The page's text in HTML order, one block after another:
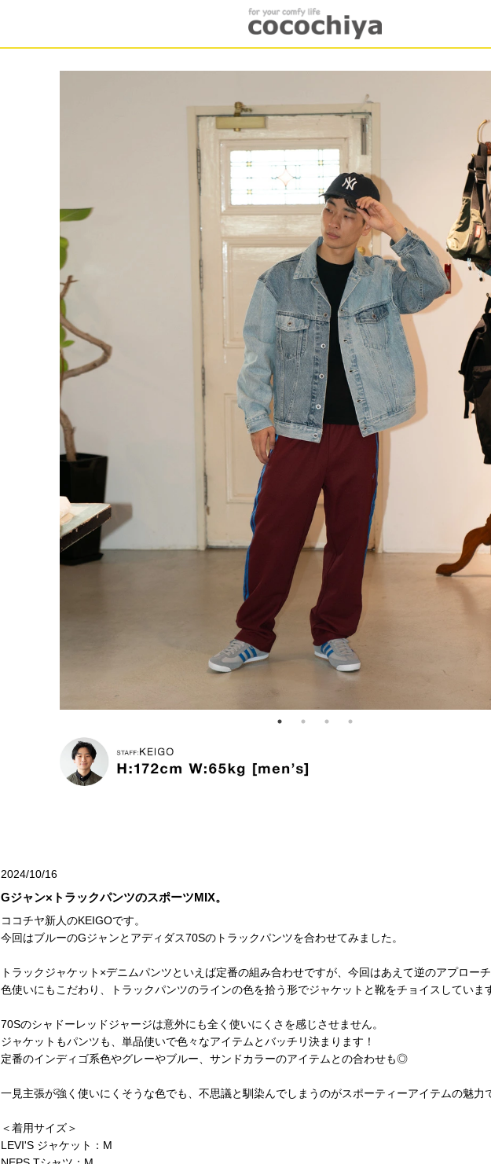
2024/10/16
Gジャン×トラックパンツのスポーツMIX。
ココチヤ新人のKEIGOです。
今回はブルーのGジャンとアディダス70Sのトラックパンツを合わせてみました。
トラックジャケット×デニムパンツといえば定番の組み合わせですが、今回はあえて逆のアプローチ
色使いにもこだわり、トラックパンツのラインの色を拾う形でジャケットと靴をチョイスしていま
70Sのシャドーレッドジャージは意外にも全く使いにくさを感じさせません。
ジャケットもパンツも、単品使いで色々なアイテムとバッチリ決まります！
定番のインディゴ系色やグレーやブルー、サンドカラーのアイテムとの合わせも◎
一見主張が強く使いにくそうな色でも、不思議と馴染んでしまうのがスポーティーアイテムの魅力
＜着用サイズ＞
LEVI'S ジャケット：M